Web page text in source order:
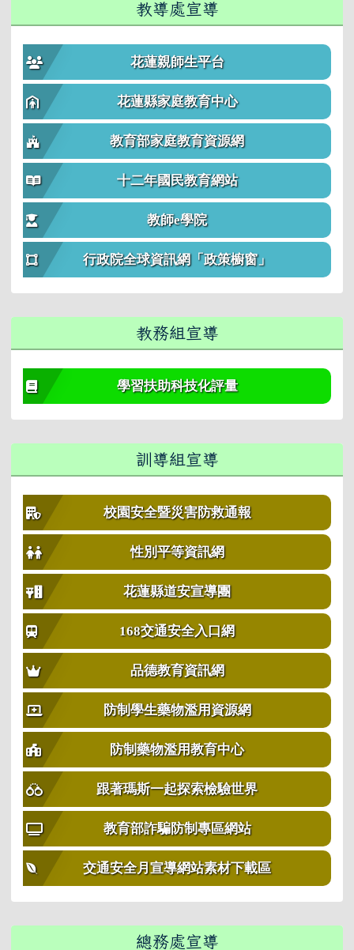
教導處宣導
花蓮親師生平台
花蓮縣家庭教育中心
教育部家庭教育資源網
十二年國民教育網站
教師e學院
行政院全球資訊網「政策櫥窗」
教務組宣導
學習扶助科技化評量
訓導組宣導
校園安全暨災害防救通報
性別平等資訊網
花蓮縣道安宣導團
168交通安全入口網
品德教育資訊網
防制學生藥物濫用資源網
防制藥物濫用教育中心
跟著瑪斯一起探索檢驗世界
教育部詐騙防制專區網站
交通安全月宣導網站素材下載區
總務處宣導